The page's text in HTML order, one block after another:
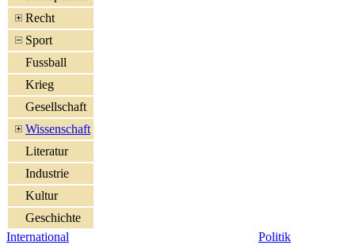
Recht
Sport
Fussball
Krieg
Gesellschaft
Wissenschaft
Literatur
Industrie
Kultur
Geschichte
International
Politik